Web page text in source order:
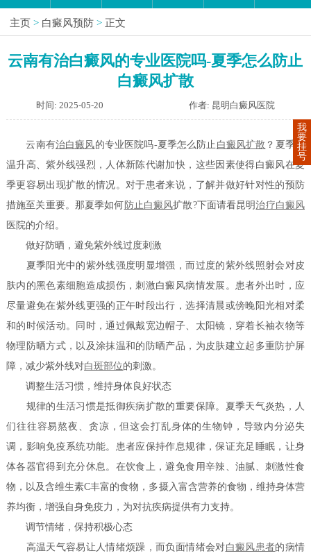
主页 > 白癜风预防 > 正文
云南有治白癜风的专业医院吗-夏季怎么防止
白癜风扩散
时间: 2025-05-20 作者: 昆明白癜风医院
云南有治白癜风的专业医院吗-夏季怎么防止 白癜风扩散 ？夏季气
温升高、紫外线强烈，人体新陈代谢加快，这些因素使得白癜风在夏
季更容易出现扩散的情况。对于患者来说，了解并做好针对性的预防
措施至关重要。那夏季如何 防止白癜风扩散?下面请看昆明治疗白癜风
医院的介绍。
做好防晒，避免紫外线过度刺激
夏季阳光中的紫外线强度明显增强，而过度的紫外线照射会对皮
肤内的黑色素细胞造成损伤，刺激白癜风病情发展。患者外出时，应
尽量避免在紫外线更强的正午时段出行，选择清晨或傍晚阳光相对柔
和的时候活动。同时，通过佩戴宽边帽子、太阳镜，穿着长袖衣物等
物理防晒方式，以及涂抹温和的防晒产品，为皮肤建立起多重防护屏
障，减少紫外线对白斑部位的刺激。
调整生活习惯，维持身体良好状态
规律的生活习惯是抵御疾病扩散的重要保障。夏季天气炎热，人
们往往容易熬夜、贪凉，但这会打乱身体的生物钟，导致内分泌失
调，影响免疫系统功能。患者应保持作息规律，保证充足睡眠，让身
体各器官得到充分休息。在饮食上，避免食用辛辣、油腻、刺激性食
物，以及含维生素C丰富的食物，多摄入富含营养的食物，维持身体营
养均衡，增强自身免疫力，为对抗疾病提供有力支持。
调节情绪，保持积极心态
高温天气容易让人情绪烦躁，而负面情绪会对白癜风患者的病情
我
要
挂
号